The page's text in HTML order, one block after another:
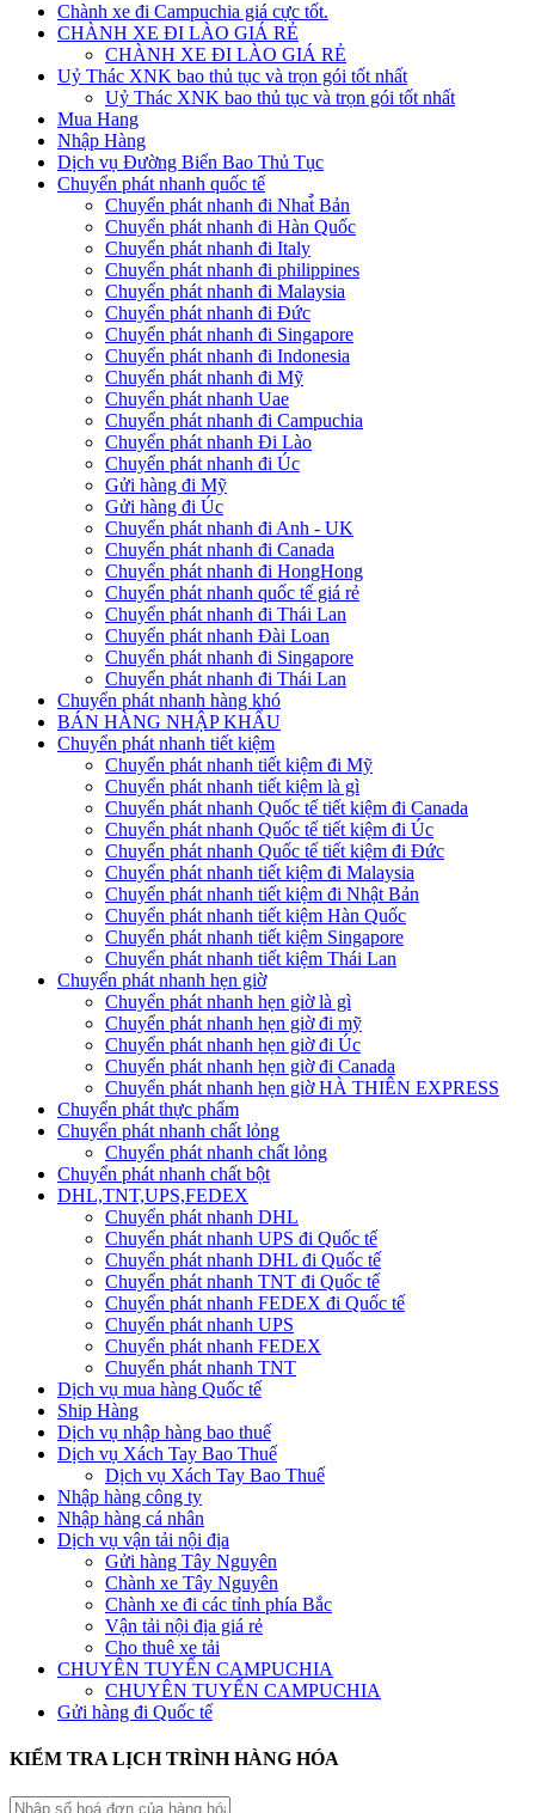
Chành xe đi Campuchia giá cực tốt.
CHÀNH XE ĐI LÀO GIÁ RẺ
CHÀNH XE ĐI LÀO GIÁ RẺ
Uỷ Thác XNK bao thủ tục và trọn gói tốt nhất
Uỷ Thác XNK bao thủ tục và trọn gói tốt nhất
Mua Hang
Nhập Hàng
Dịch vụ Đường Biển Bao Thủ Tục
Chuyển phát nhanh quốc tế
Chuyển phát nhanh đi Nhat̉̀ Bản
Chuyển phát nhanh đi Hàn Quốc
Chuyển phát nhanh đi Italy
Chuyển phát nhanh đi philippines
Chuyển phát nhanh đi Malaysia
Chuyển phát nhanh đi Đức
Chuyển phát nhanh đi Singapore
Chuyển phát nhanh đi Indonesia
Chuyển phát nhanh đi Mỹ
Chuyển phát nhanh Uae
Chuyển phát nhanh đi Campuchia
Chuyển phát nhanh Đi Lào
Chuyển phát nhanh đi Úc
Gửi hàng đi Mỹ
Gửi hàng đi Úc
Chuyển phát nhanh đi Anh - UK
Chuyển phát nhanh đi Canada
Chuyển phát nhanh đi HongHong
Chuyển phát nhanh quốc tế giá rẻ
Chuyển phát nhanh đi Thái Lan
Chuyển phát nhanh Đài Loan
Chuyển phát nhanh đi Singapore
Chuyển phát nhanh đi Thái Lan
Chuyển phát nhanh hàng khó
BÁN HÀNG NHẬP KHẨU
Chuyển phát nhanh tiết kiệm
Chuyển phát nhanh tiết kiệm đi Mỹ
Chuyển phát nhanh tiết kiệm là gì
Chuyển phát nhanh Quốc tế tiết kiệm đi Canada
Chuyển phát nhanh Quốc tế tiết kiệm đi Úc
Chuyển phát nhanh Quốc tế tiết kiệm đi Đức
Chuyển phát nhanh tiết kiệm đi Malaysia
Chuyển phát nhanh tiết kiệm đi Nhật Bản
Chuyển phát nhanh tiết kiệm Hàn Quốc
Chuyển phát nhanh tiết kiệm Singapore
Chuyển phát nhanh tiết kiệm Thái Lan
Chuyển phát nhanh hẹn giờ
Chuyển phát nhanh hẹn giờ là gì
Chuyển phát nhanh hẹn giờ đi mỹ
Chuyển phát nhanh hẹn giờ đi Úc
Chuyển phát nhanh hẹn giờ đi Canada
Chuyển phát nhanh hẹn giờ HÀ THIÊN EXPRESS
Chuyển phát thực phẩm
Chuyển phát nhanh chất lỏng
Chuyển phát nhanh chất lỏng
Chuyển phát nhanh chất bột
DHL,TNT,UPS,FEDEX
Chuyển phát nhanh DHL
Chuyển phát nhanh UPS đi Quốc tế
Chuyển phát nhanh DHL đi Quốc tế
Chuyển phát nhanh TNT đi Quốc tế
Chuyển phát nhanh FEDEX đi Quốc tế
Chuyển phát nhanh UPS
Chuyển phát nhanh FEDEX
Chuyển phát nhanh TNT
Dịch vụ mua hàng Quốc tế
Ship Hàng
Dịch vụ nhập hàng bao thuế
Dịch vụ Xách Tay Bao Thuế
Dịch vụ Xách Tay Bao Thuế
Nhập hàng công ty
Nhập hàng cá nhân
Dịch vụ vận tải nội địa
Gửi hàng Tây Nguyên
Chành xe Tây Nguyên
Chành xe đi các tỉnh phía Bắc
Vận tải nội địa giá rẻ
Cho thuê xe tải
CHUYÊN TUYẾN CAMPUCHIA
CHUYÊN TUYẾN CAMPUCHIA
Gửi hàng đi Quốc tế
KIỂM TRA LỊCH TRÌNH HÀNG HÓA